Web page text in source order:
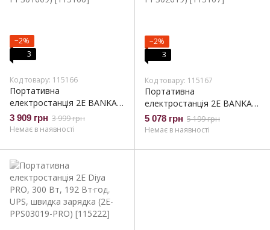
−2%
3
Код товару: 115166
Портативна
електростанція 2Е BANKA,
120 Вт, 89.6 Вт·год, MPPT,
швидка зарядка (2E-
3 909 грн 3 999 грн
Немає в наявності
−2%
3
Код товару: 115167
Портативна
електростанція 2Е BANKA
MAX, 200 Вт, 192 Вт·год,
MPPT, швидка зарядка (2E-
5 078 грн 5 199 грн
Немає в наявності